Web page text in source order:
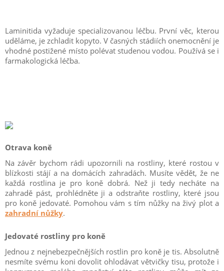
Laminitida vyžaduje specializovanou léčbu. První věc, kterou
uděláme, je zchladit kopyto. V časných stádiích onemocnění je
vhodné postižené místo polévat studenou vodou. Používá se i
farmakologická léčba.
Otrava koně
Na závěr bychom rádi upozornili na rostliny, které rostou v
blízkosti stájí a na domácích zahradách. Musíte vědět, že ne
každá rostlina je pro koně dobrá. Než ji tedy necháte na
zahradě pást, prohlédněte ji a odstraňte rostliny, které jsou
pro koně jedovaté. Pomohou vám s tím nůžky na živý plot a
zahradní nůžky.
Jedovaté rostliny pro koně
Jednou z nejnebezpečnějších rostlin pro koně je tis. Absolutně
nesmíte svému koni dovolit ohlodávat větvičky tisu, protože i